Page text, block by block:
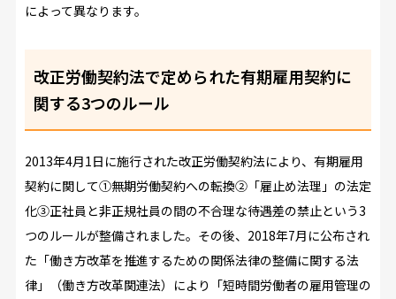
によって異なります。
改正労働契約法で定められた有期雇用契約に
関する3つのルール
2013年4月1日に施行された改正労働契約法により、有期雇用
契約に関して①無期労働契約への転換②「雇止め法理」の法定
化③正社員と非正規社員の間の不合理な待遇差の禁止という3
つのルールが整備されました。その後、2018年7月に公布され
た「働き方改革を推進するための関係法律の整備に関する法
律」（働き方改革関連法）により「短時間労働者の雇用管理の